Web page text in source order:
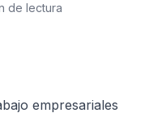
de lectura
empresariales